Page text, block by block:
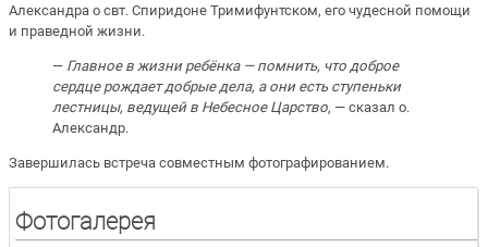
Александра о свт. Спиридоне Тримифунтском, его чудесной помощи
и праведной жизни.
— Главное в жизни ребёнка — помнить, что доброе
сердце рождает добрые дела, а они есть ступеньки
лестницы, ведущей в Небесное Царство, — сказал о.
Александр.
Завершилась встреча совместным фотографированием.
Фотогалерея